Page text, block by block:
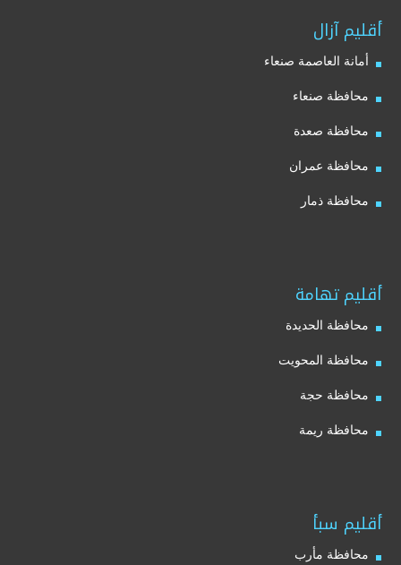
أقليم آزال
أمانة العاصمة صنعاء
محافظة صنعاء
محافظة صعدة
محافظة عمران
محافظة ذمار
أقليم تهامة
محافظة الحديدة
محافظة المحويت
محافظة حجة
محافظة ريمة
أقليم سبأ
محافظة مأرب